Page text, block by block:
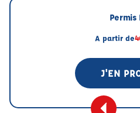
Permis
A partir de
J'EN